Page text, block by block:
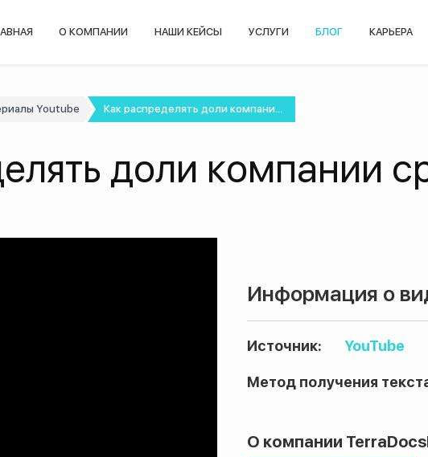
О КОМПАНИИ НАШИ КЕЙСЫ УСЛУГИ БЛОГ КАРЬЕРА
Youtube Как распределять доли компани...
доли компании
Информация о
Источник: YouTube
Метод получения
О компании